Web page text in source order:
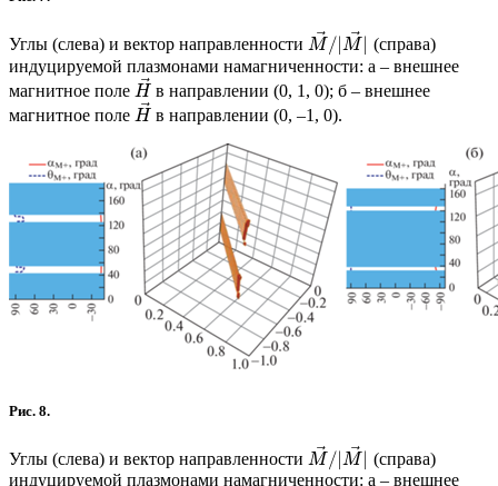
Углы (слева) и вектор направленности M⃗/| M⃗| (справа)
индуцируемой плазмонами намагниченности: a – внешнее
магнитное поле H⃗ в направлении (0, 1, 0); б – внешнее
магнитное поле H⃗ в направлении (0, –1, 0).
Рис. 8.
Углы (слева) и вектор направленности M⃗/| M⃗| (справа)
индуцируемой плазмонами намагниченности: a – внешнее